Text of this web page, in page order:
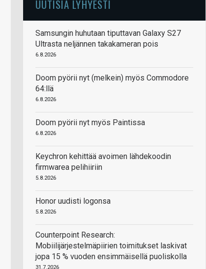
UUTISIA LYHYESTI
Samsungin huhutaan tiputtavan Galaxy S27
Ultrasta neljännen takakameran pois
6.8.2026
Doom pyörii nyt (melkein) myös Commodore
64:llä
6.8.2026
Doom pyörii nyt myös Paintissa
6.8.2026
Keychron kehittää avoimen lähdekoodin
firmwarea pelihiiriin
5.8.2026
Honor uudisti logonsa
5.8.2026
Counterpoint Research:
Mobiilijärjestelmäpiirien toimitukset laskivat
jopa 15 % vuoden ensimmäisellä puoliskolla
31.7.2026